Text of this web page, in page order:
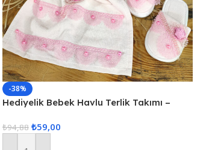
-38%
Hediyelik Bebek Havlu Terlik Takımı –
₺94,88 ₺59,00